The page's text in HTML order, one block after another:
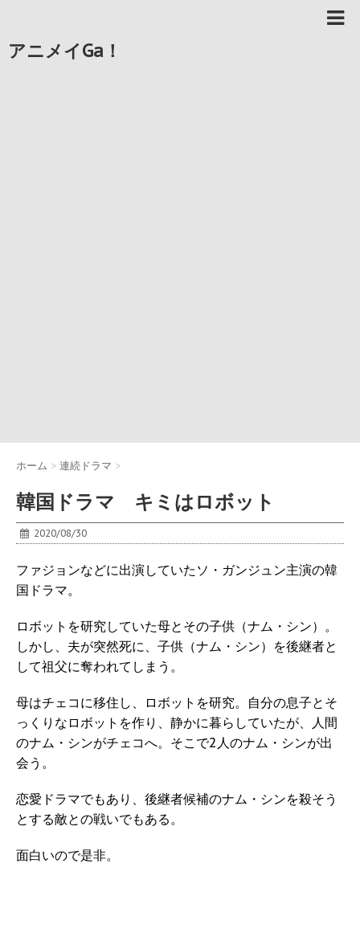
アニメイGa！
ホーム > 連続ドラマ >
韓国ドラマ キミはロボット
2020/08/30
ファジョンなどに出演していたソ・ガンジュン主演の韓
国ドラマ。
ロボットを研究していた母とその子供（ナム・シン）。
しかし、夫が突然死に、子供（ナム・シン）を後継者と
して祖父に奪われてしまう。
母はチェコに移住し、ロボットを研究。自分の息子とそ
っくりなロボットを作り、静かに暮らしていたが、人間
のナム・シンがチェコへ。そこで2人のナム・シンが出
会う。
恋愛ドラマでもあり、後継者候補のナム・シンを殺そう
とする敵との戦いでもある。
面白いので是非。